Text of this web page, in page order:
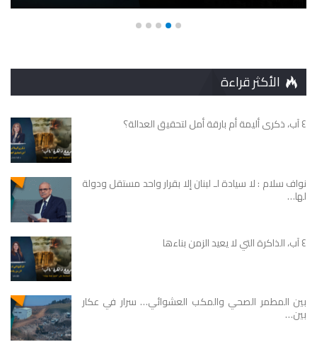
الأكثر قراءة
٤ آب، ذكرى أليمة أم بارقة أمل لتحقيق العدالة؟
نواف سلام : لا سيادة لـ لبنان إلا بقرار واحد مستقل ودولة
لها…
٤ آب، الذاكرة التي لا يعيد الزمن بناءها
بين المطمر الصحي والمكب العشوائي… سرار في عكار
بين…